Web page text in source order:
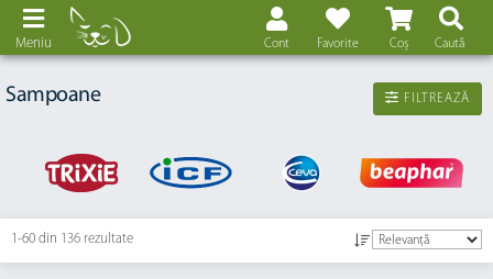
Coș
Favorite
Cont Caută
Meniu
FILTREAZĂ
Sampoane
1-60 din 136 rezultate